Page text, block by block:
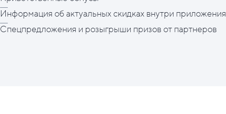
Информация об актуальных скидках внутри приложения
Спецпредложения и розыгрыши призов от партнеров